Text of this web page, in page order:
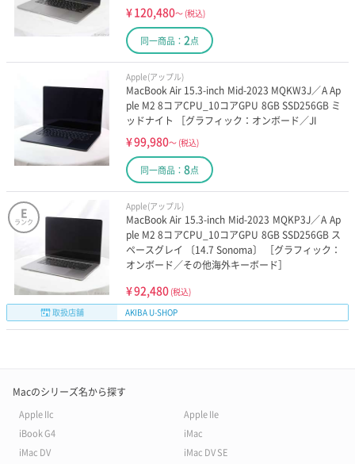
¥120,480～ (税込)
同一商品： 2点
Apple(アップル)
MacBook Air 15.3-inch Mid-2023 MQKW3J／A Ap
ple M2 8コアCPU_10コアGPU 8GB SSD256GB ミ
ッドナイト ［グラフィック：オンボード／JI
¥99,980～ (税込)
同一商品： 8点
E
ランク
Apple(アップル)
MacBook Air 15.3-inch Mid-2023 MQKP3J／A Ap
ple M2 8コアCPU_10コアGPU 8GB SSD256GB ス
ペースグレイ 〔14.7 Sonoma〕 ［グラフィック：
オンボード／その他海外キーボード］
¥92,480 (税込)
取扱店舗
AKIBA U-SHOP
Macのシリーズ名から探す
Apple IIc
Apple IIe
iBook G4
iMac
iMac DV
iMac DV SE